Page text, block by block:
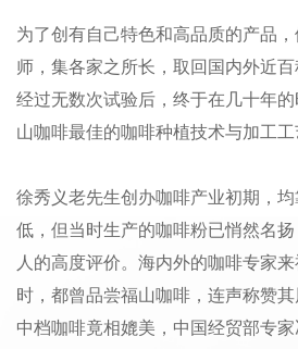
为了创有自己特色和高品质的产品
师，集各家之所长，取回国内外近百
经过无数次试验后，终于在几十年
山咖啡最佳的咖啡种植技术与加工工
徐秀义老先生创办咖啡产业初期，
低，但当时生产的咖啡粉已悄然名
人的高度评价。海内外的咖啡专家
时，都曾品尝福山咖啡，连声称赞
中档咖啡竟相媲美，中国经贸部专